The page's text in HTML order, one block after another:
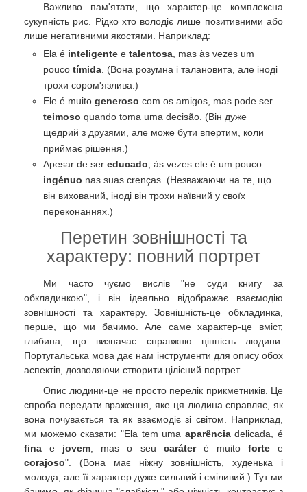
Важливо пам'ятати, що характер-це комплексна
сукупність рис. Рідко хто володіє лише позитивними або
лише негативними якостями. Наприклад:
Ela é inteligente e talentosa , mas às vezes um
pouco tímida . (Вона розумна і талановита, але іноді
трохи сором'язлива.)
Ele é muito generoso com os amigos, mas pode ser
teimoso quando toma uma decisão. (Він дуже
щедрий з друзями, але може бути впертим, коли
приймає рішення.)
Apesar de ser educado , às vezes ele é um pouco
ingénuo nas suas crenças. (Незважаючи на те, що
він вихований, іноді він трохи наївний у своїх
переконаннях.)
Перетин зовнішності та
характеру: повний портрет
Ми часто чуємо вислів "не суди книгу за
обкладинкою", і він ідеально відображає взаємодію
зовнішності та характеру. Зовнішність-це обкладинка,
перше, що ми бачимо. Але саме характер-це вміст,
глибина, що визначає справжню цінність людини.
Португальська мова дає нам інструменти для опису обох
аспектів, дозволяючи створити цілісний портрет.
Опис людини-це не просто перелік прикметників. Це
спроба передати враження, яке ця людина справляє, як
вона почувається та як взаємодіє зі світом. Наприклад,
ми можемо сказати: "Ela tem uma aparênciadelicada, é
fina e jovem , mas o seu caráteré muito fortee
corajoso". (Вона має ніжну зовнішність, худенька і
молода, але її характер дуже сильний і сміливий.) Тут ми